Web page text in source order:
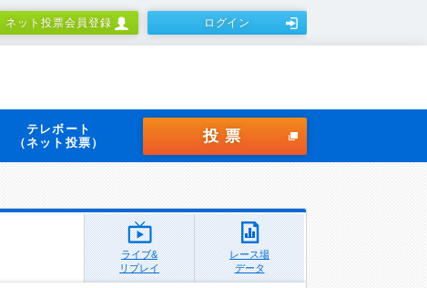
ネット投票会員登録 ログイン
テレボート
（ネット投票）
投票
ライブ&
リプレイ
レース場
データ